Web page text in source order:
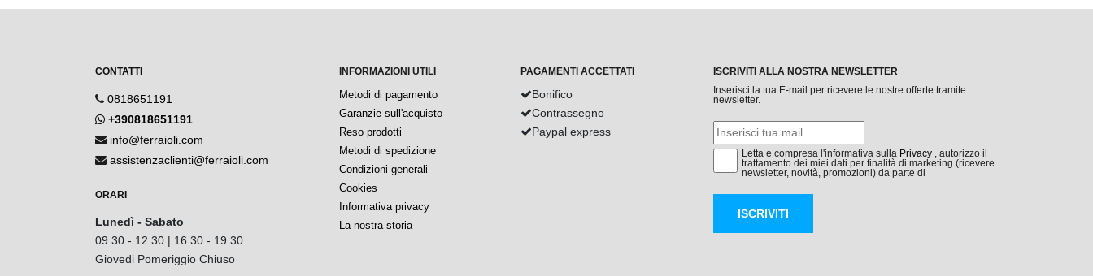
CONTATTI
0818651191
+390818651191
info@ferraioli.com
assistenzaclienti@ferraioli.com
ORARI
Lunedì - Sabato
09.30 - 12.30 | 16.30 - 19.30
Giovedi Pomeriggio Chiuso
INFORMAZIONI UTILI
Metodi di pagamento
Garanzie sull'acquisto
Reso prodotti
Metodi di spedizione
Condizioni generali
Cookies
Informativa privacy
La nostra storia
PAGAMENTI ACCETTATI
Bonifico
Contrassegno
Paypal express
ISCRIVITI ALLA NOSTRA NEWSLETTER
Inserisci la tua E-mail per ricevere le nostre offerte tramite
newsletter.
Letta e compresa l'informativa sulla Privacy , autorizzo il
trattamento dei miei dati per finalità di marketing (ricevere
newsletter, novità, promozioni) da parte di
ISCRIVITI